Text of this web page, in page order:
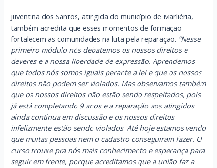
Juventina dos Santos, atingida do município de Marliéria,
também acredita que esses momentos de formação
fortalecem as comunidades na luta pela reparação. “Nesse
primeiro módulo nós debatemos os nossos direitos e
deveres e a nossa liberdade de expressão. Aprendemos
que todos nós somos iguais perante a lei e que os nossos
direitos não podem ser violados. Mas observamos também
que os nossos direitos não estão sendo respeitados, pois
já está completando 9 anos e a reparação aos atingidos
ainda continua em discussão e os nossos direitos
infelizmente estão sendo violados. Até hoje estamos vendo
que muitas pessoas nem o cadastro conseguiram fazer. O
curso trouxe pra nós mais conhecimento e esperança para
seguir em frente, porque acreditamos que a união faz a